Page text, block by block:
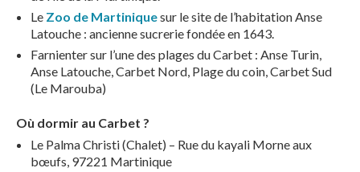
Le Zoo de Martiniquesur le site de l’habitation Anse
Latouche : ancienne sucrerie fondée en 1643.
Farnienter sur l’une des plages du Carbet : Anse Turin,
Anse Latouche, Carbet Nord, Plage du coin, Carbet Sud
(Le Marouba)
Où dormir au Carbet ?
Le Palma Christi (Chalet) – Rue du kayali Morne aux
bœufs, 97221 Martinique